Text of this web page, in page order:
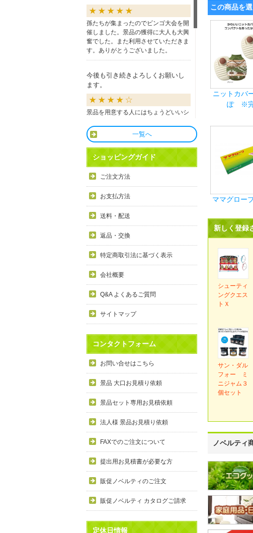
孫たちが集まったのでビンゴ大会を開
催しました。景品の獲得に大人も大興
奮でした。また利用させていただきま
す。ありがとうございました。
今後も引き続きよろしくお願いし
ます。
景品を用意する人にはちょうどいいシ
良かったです
商品も直ぐに届き、一つづづ丁寧に梱
まりのビンゴで利用しましたが、みん
な喜んでもらえました。
利用しやすい
目録景品をよく利用しています。豪華
す。手配が早いので便利です。
一覧へ
ショッピングガイド
ご注文方法
お支払方法
送料・配送
返品・交換
特定商取引法に基づく表示
会社概要
Q&A よくあるご質問
サイトマップ
コンタクトフォーム
お問い合せはこちら
景品 大口お見積り依頼
景品セット専用お見積依頼
法人様 景品お見積り依頼
FAXでのご注文について
提出用お見積書が必要な方
販促ノベルティのご注文
販促ノベルティ カタログご請求
定休日情報
この商品を
ニットカバ
ぽ ※
ママグロー
新しく登録
シューティ
ングクエス
トＸ
サン・ダル
フォー ミ
ニジャム３
個セット
ノベルティ